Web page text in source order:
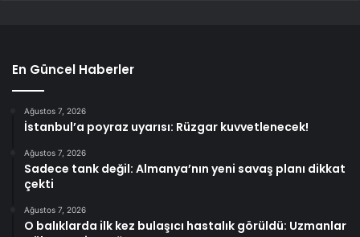
En Güncel Haberler
Ağustos 7, 2026
İstanbul’a poyraz uyarısı: Rüzgar kuvvetlenecek!
Ağustos 7, 2026
Sadece tank değil: Almanya’nın yeni savaş planı dikkat
çekti
Ağustos 7, 2026
O balıklarda ilk kez bulaşıcı hastalık görüldü: Uzmanlar